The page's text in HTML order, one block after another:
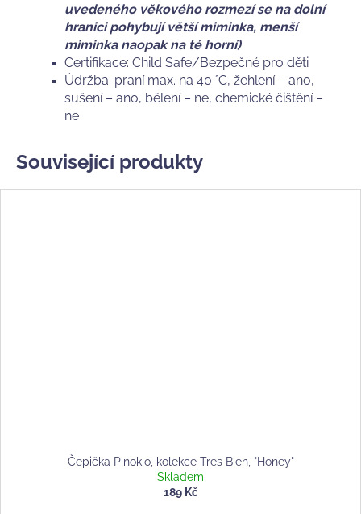
uvedeného věkového rozmezí se na dolní
hranici pohybují větší miminka, menší
miminka naopak na té horní)
Certifikace: Child Safe/Bezpečné pro děti
Údržba: praní max. na 40 °C, žehlení – ano,
sušení – ano, bělení – ne, chemické čištění –
ne
Související produkty
Čepička Pinokio, kolekce Tres Bien, "Honey"
Skladem
189 Kč